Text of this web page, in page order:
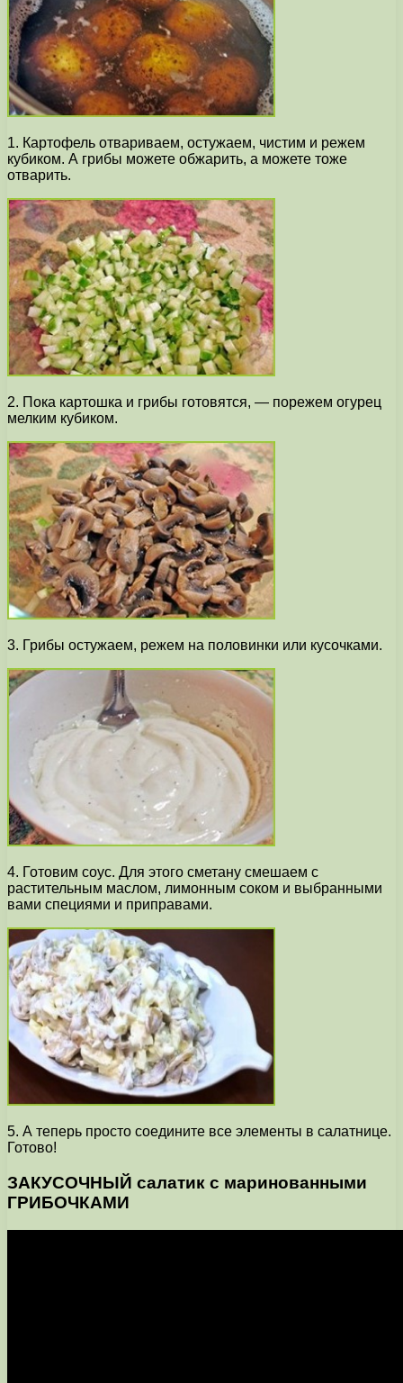
1. Картофель отвариваем, остужаем, чистим и режем
кубиком. А грибы можете обжарить, а можете тоже
отварить.
2. Пока картошка и грибы готовятся, — порежем огурец
мелким кубиком.
3. Грибы остужаем, режем на половинки или кусочками.
4. Готовим соус. Для этого сметану смешаем с
растительным маслом, лимонным соком и выбранными
вами специями и приправами.
5. А теперь просто соедините все элементы в салатнице.
Готово!
ЗАКУСОЧНЫЙ салатик с маринованными
ГРИБОЧКАМИ